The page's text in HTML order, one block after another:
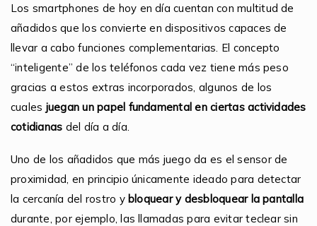
Los smartphones de hoy en día cuentan con multitud de
añadidos que los convierte en dispositivos capaces de
llevar a cabo funciones complementarias. El concepto
“inteligente” de los teléfonos cada vez tiene más peso
gracias a estos extras incorporados, algunos de los
cuales juegan un papel fundamental en ciertas actividades
cotidianas del día a día.
Uno de los añadidos que más juego da es el sensor de
proximidad, en principio únicamente ideado para detectar
la cercanía del rostro y bloquear y desbloquear la pantalla
durante, por ejemplo, las llamadas para evitar teclear sin